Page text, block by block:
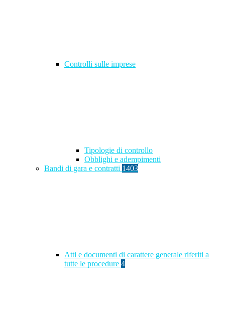
Controlli sulle imprese
Tipologie di controllo
Obblighi e adempimenti
Bandi di gara e contratti 1403
Atti e documenti di carattere generale riferiti a
tutte le procedure 4